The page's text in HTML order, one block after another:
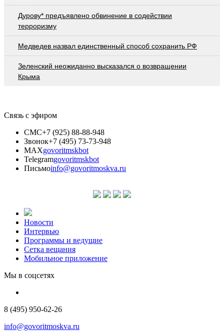
Дурову* предъявлено обвинение в содействии
терроризму
Медведев назвал единственный способ сохранить РФ
Зеленский неожиданно высказался о возвращении
Крыма
Связь с эфиром
СМС+7 (925) 88-88-948
Звонок+7 (495) 73-73-948
MAXgovoritmskbot
Telegramgovoritmskbot
Письмоinfo@govoritmoskva.ru
Новости
Интервью
Программы и ведущие
Сетка вещания
Мобильное приложение
Мы в соцсетях
8 (495) 950-62-26
info@govoritmoskva.ru